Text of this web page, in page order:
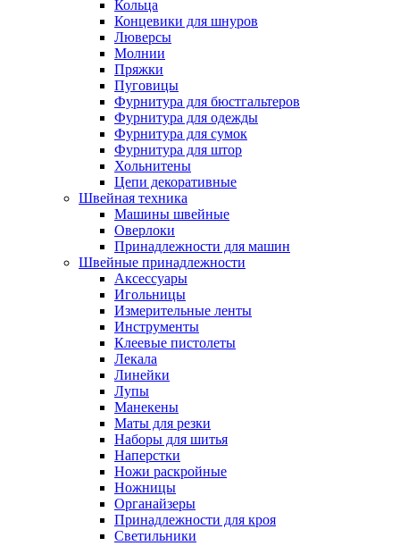
Кольца
Концевики для шнуров
Люверсы
Молнии
Пряжки
Пуговицы
Фурнитура для бюстгальтеров
Фурнитура для одежды
Фурнитура для сумок
Фурнитура для штор
Хольнитены
Цепи декоративные
Швейная техника
Машины швейные
Оверлоки
Принадлежности для машин
Швейные принадлежности
Аксессуары
Игольницы
Измерительные ленты
Инструменты
Клеевые пистолеты
Лекала
Линейки
Лупы
Манекены
Маты для резки
Наборы для шитья
Наперстки
Ножи раскройные
Ножницы
Органайзеры
Принадлежности для кроя
Светильники